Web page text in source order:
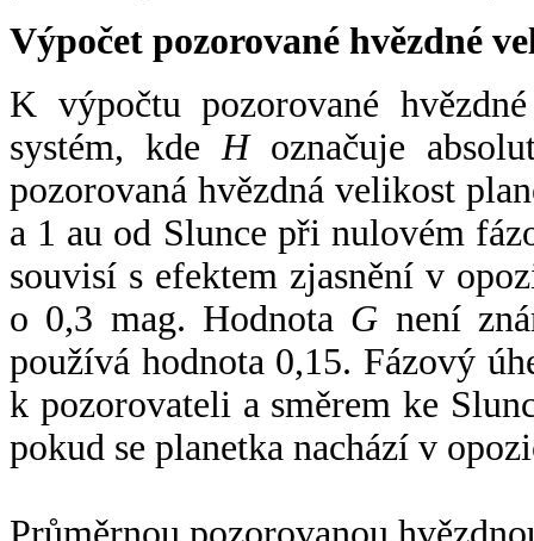
Výpočet pozorované hvězdné
K výpočtu pozorované
systém, kde Hoznačuje
pozorovaná hvězdná velikost
a 1 au od Slunce při nulovém
souvisí s efektem zjasnění v
o 0,3 mag. Hodnota G není
používá hodnota 0,15. Fázový
k pozorovateli a směrem ke
pokud se planetka nachází v